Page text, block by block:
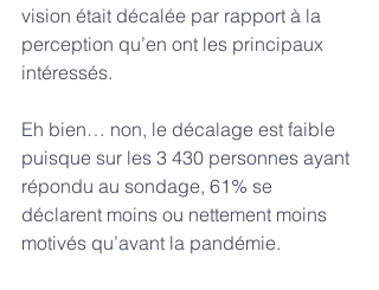
vision était décalée par rapport à la
perception qu’en ont les principaux
intéressés.
Eh bien… non, le décalage est faible
puisque sur les 3 430 personnes ayant
répondu au sondage, 61% se
déclarent moins ou nettement moins
motivés qu’avant la pandémie.